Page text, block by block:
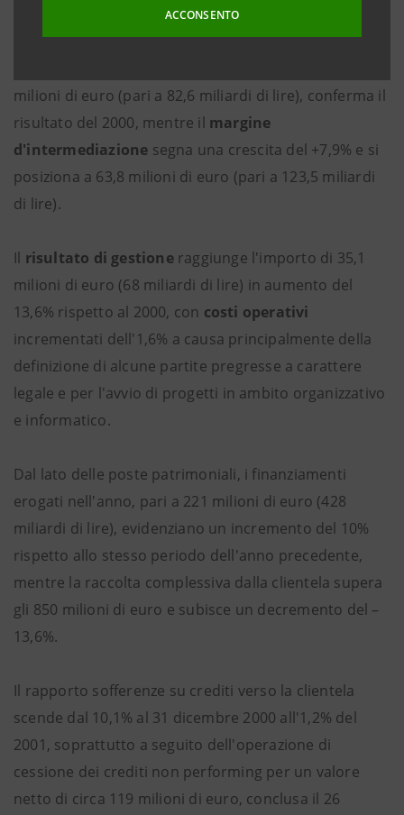
ACCONSENTO
Per quanto riguarda alle altre principali voci di conto
milioni di euro (pari a 82,6 miliardi di lire), conferma il
risultato del 2000, mentre il margine
d'intermediazione segna una crescita del +7,9% e si
posiziona a 63,8 milioni di euro (pari a 123,5 miliardi
di lire).
Il risultato di gestioneraggiunge l'importo di 35,1
milioni di euro (68 miliardi di lire) in aumento del
13,6% rispetto al 2000, con costi operativi
incrementati dell'1,6% a causa principalmente della
definizione di alcune partite pregresse a carattere
legale e per l'avvio di progetti in ambito organizzativo
e informatico.
Dal lato delle poste patrimoniali, i finanziamenti
erogati nell'anno, pari a 221 milioni di euro (428
miliardi di lire), evidenziano un incremento del 10%
rispetto allo stesso periodo dell'anno precedente,
mentre la raccolta complessiva dalla clientela supera
gli 850 milioni di euro e subisce un decremento del –
13,6%.
Il rapporto sofferenze su crediti verso la clientela
scende dal 10,1% al 31 dicembre 2000 all'1,2% del
2001, soprattutto a seguito dell'operazione di
cessione dei crediti non performing per un valore
netto di circa 119 milioni di euro, conclusa il 26